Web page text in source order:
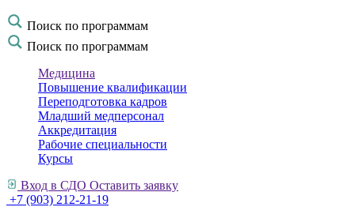
Поиск по программам
Поиск по программам
Медицина
Повышение квалификации
Переподготовка кадров
Младший медперсонал
Аккредитация
Рабочие специальности
Курсы
Вход в СДО Оставить заявку
+7 (903) 212-21-19